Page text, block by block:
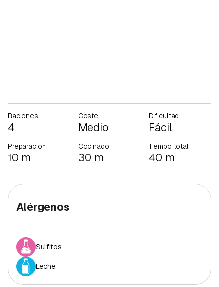
Raciones
4
Coste
Medio
Dificultad
Fácil
Preparación
10 m
Cocinado
30 m
Tiempo total
40 m
Alérgenos
Sulfitos
Leche